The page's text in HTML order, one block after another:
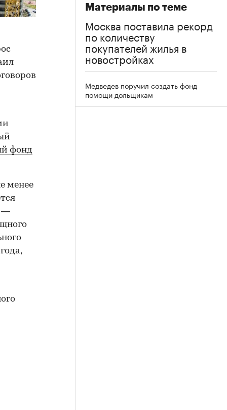
фонд
менее
—
Материалы по теме
Москва поставила рекорд
по количеству
покупателей жилья в
новостройках
Медведев поручил создать фонд
помощи дольщикам